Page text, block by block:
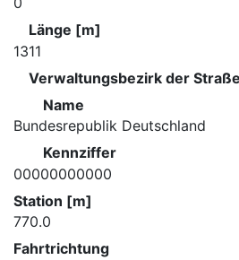
Länge [m]
1311
Verwaltungsbezirk der Straße
Name
Bundesrepublik Deutschland
Kennziffer
00000000000
Station [m]
770.0
Fahrtrichtung